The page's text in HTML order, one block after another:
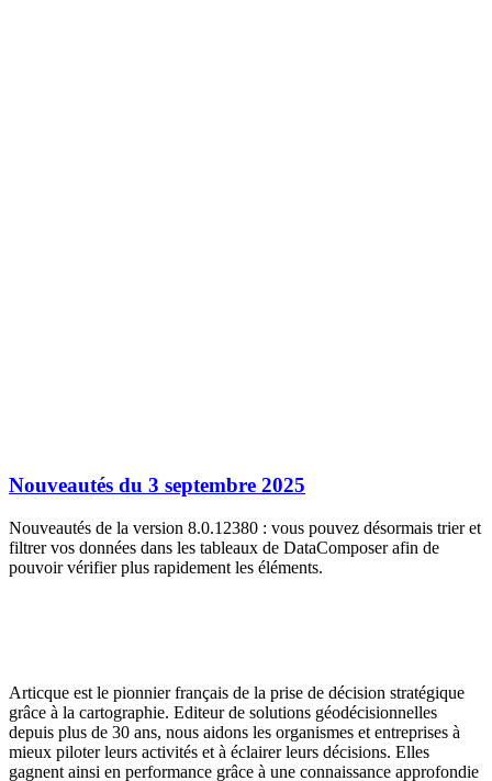
Nouveautés du 3 septembre 2025
Nouveautés de la version 8.0.12380 : vous pouvez désormais trier et
filtrer vos données dans les tableaux de DataComposer afin de
pouvoir vérifier plus rapidement les éléments.
Articque est le pionnier français de la prise de décision stratégique
grâce à la cartographie. Editeur de solutions géodécisionnelles
depuis plus de 30 ans, nous aidons les organismes et entreprises à
mieux piloter leurs activités et à éclairer leurs décisions. Elles
gagnent ainsi en performance grâce à une connaissance approfondie